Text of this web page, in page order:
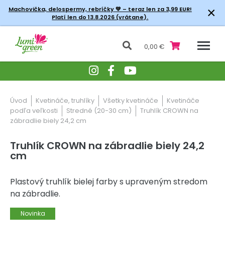
Machovička, delospermy, rebríčky💚 – teraz len za 3,99 EUR!
Platí len do 13.8.2026 (vrátane).
×
0,00 €
Úvod Kvetináče, truhlíky Všetky kvetináče
Kvetináče
podľa veľkosti
Stredné (20-30 cm)
Truhlík CROWN na
zábradlie biely 24,2 cm
Truhlík CROWN na zábradlie biely 24,2
cm
Plastový truhlík bielej farby s upraveným stredom
na zábradlie.
Novinka